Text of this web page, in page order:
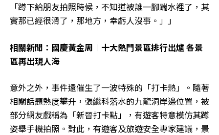
「蹲下給朋友拍照時候，不知道被誰一腳踹水裡了，其
實那已經很滑了，那地方，幸虧人沒事。」」
相關新聞：國慶黃金周︱十大熱門景區排行出爐 各景
區再出現人海
意外之外，事件還催生了一波特殊的「打卡熱」。隨著
相關話題熱度攀升，張繼科落水的九龍洞岸邊位置，被
部分網友戲稱為「新晉打卡點」，有遊客特意模仿其蹲
姿舉手機拍照。對此，有遊客及旅遊安全專家建議，景